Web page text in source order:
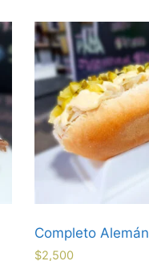
Completo Alemán
$2,500